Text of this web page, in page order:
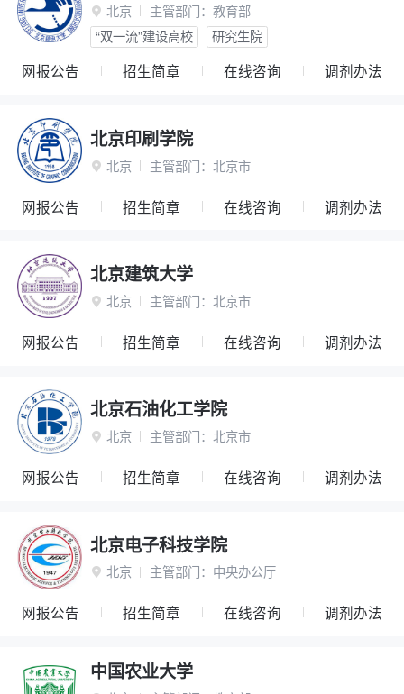
 北京 主管部门： 教育部
“双一流”建设高校
研究生院
网报公告 招生简章 在线咨询 调剂办法
北京印刷学院
 北京 主管部门： 北京市
网报公告 招生简章 在线咨询 调剂办法
北京建筑大学
 北京 主管部门： 北京市
网报公告 招生简章 在线咨询 调剂办法
北京石油化工学院
 北京 主管部门： 北京市
网报公告 招生简章 在线咨询 调剂办法
北京电子科技学院
 北京 主管部门： 中央办公厅
网报公告 招生简章 在线咨询 调剂办法
中国农业大学